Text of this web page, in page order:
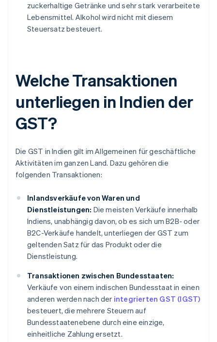
zuckerhaltige Getränke und sehr stark verarbeitete
Lebensmittel. Alkohol wird nicht mit diesem
Steuersatz besteuert.
Welche Transaktionen
unterliegen in Indien der
GST?
Die GST in Indien gilt im Allgemeinen für geschäftliche
Aktivitäten im ganzen Land. Dazu gehören die
folgenden Transaktionen:
Inlandsverkäufe von Waren und
Dienstleistungen: Die meisten Verkäufe innerhalb
Indiens, unabhängig davon, ob es sich um B2B- oder
B2C-Verkäufe handelt, unterliegen der GST zum
geltenden Satz für das Produkt oder die
Dienstleistung.
Transaktionen zwischen Bundesstaaten:
Verkäufe von einem indischen Bundesstaat in einen
anderen werden nach der integrierten GST (IGST)
besteuert, die mehrere Steuern auf
Bundesstaatenebene durch eine einzige,
einheitliche Zahlung ersetzt.